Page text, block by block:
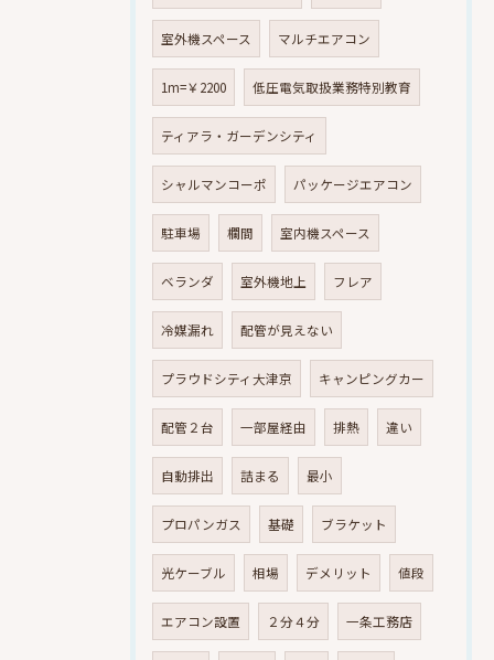
室外機スペース マルチエアコン
1m=￥2200 低圧電気取扱業務特別教育
ティアラ・ガーデンシティ
シャルマンコーポ パッケージエアコン
駐車場 欄間 室内機スペース
ベランダ 室外機地上 フレア
冷媒漏れ 配管が見えない
プラウドシティ大津京 キャンピングカー
配管２台 一部屋経由 排熱 違い
自動排出 詰まる 最小
プロパンガス 基礎 ブラケット
光ケーブル 相場 デメリット 値段
エアコン設置 ２分４分 一条工務店